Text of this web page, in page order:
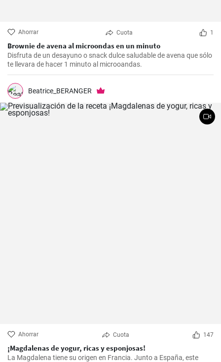
Ahorrar Cuota 1
Brownie de avena al microondas en un minuto
Disfruta de un desayuno o snack dulce saludable de avena que sólo
te llevara de hacer 1 minuto al microoandas.
Beatrice_BERANGER
Ahorrar Cuota 147
¡Magdalenas de yogur, ricas y esponjosas!
La Magdalena tiene su origen en Francia. Junto a España, este